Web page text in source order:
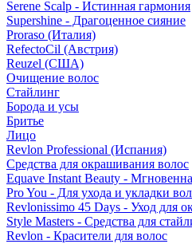
Serene Scalp - Истинная гармония
Supershine - Драгоценное сияние
Proraso (Италия)
RefectoCil (Австрия)
Reuzel (США)
Очищение волос
Стайлинг
Борода и усы
Бритье
Лицо
Revlon Professional (Испания)
Средства для окрашивания волос
Equave Instant Beauty -
Pro You - Для ухода и укладки
Revlonissimo 45 Days - Уход для
Style Masters - Средства для
Revlon - Красители для волос